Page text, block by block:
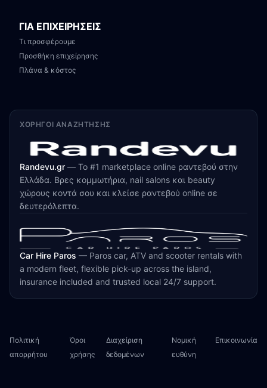
ΓΙΑ ΕΠΙΧΕΙΡΗΣΕΙΣ
Τι προσφέρουμε
Προσθήκη επιχείρησης
Πλάνα & κόστος
ΧΟΡΗΓΟΊ ΑΝΑΖΉΤΗΣΗΣ
Randevu.gr — Το #1 marketplace online ραντεβού στην
Ελλάδα. Βρες κομμωτήρια, nail salons και beauty
χώρους κοντά σου και κλείσε ραντεβού online σε
δευτερόλεπτα.
Car Hire Paros — Paros car, ATV and scooter rentals with
a modern fleet, flexible pick-up across the island,
insurance included and trusted local 24/7 support.
Πολιτική
απορρήτου
Όροι
χρήσης
Διαχείριση
δεδομένων
Νομική
ευθύνη
Επικοινωνία